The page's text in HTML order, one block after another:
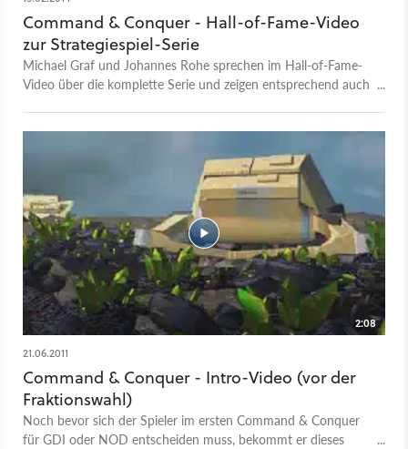
Command & Conquer - Hall-of-Fame-Video
zur Strategiespiel-Serie
Michael Graf und Johannes Rohe sprechen im Hall-of-Fame-
Video über die komplette Serie und zeigen entsprechend auch
2:08
21.06.2011
Command & Conquer - Intro-Video (vor der
Fraktionswahl)
Noch bevor sich der Spieler im ersten Command & Conquer
für GDI oder NOD entscheiden muss, bekommt er dieses